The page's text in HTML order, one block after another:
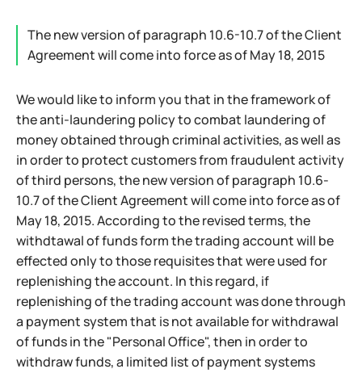
The new version of paragraph 10.6-10.7 of the Client
Agreement will come into force as of May 18, 2015
We would like to inform you that in the framework of
the anti-laundering policy to combat laundering of
money obtained through criminal activities, as well as
in order to protect customers from fraudulent activity
of third persons, the new version of paragraph 10.6-
10.7 of the Client Agreement will come into force as of
May 18, 2015. According to the revised terms, the
withdtawal of funds form the trading account will be
effected only to those requisites that were used for
replenishing the account. In this regard, if
replenishing of the trading account was done through
a payment system that is not available for withdrawal
of funds in the "Personal Office", then in order to
withdraw funds, a limited list of payment systems